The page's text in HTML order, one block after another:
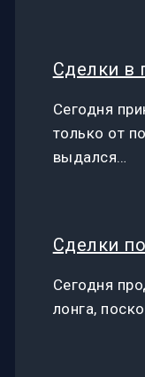
Сделки в
Сегодня
только от
выдался…
Сделки
Сегодня
лонга,